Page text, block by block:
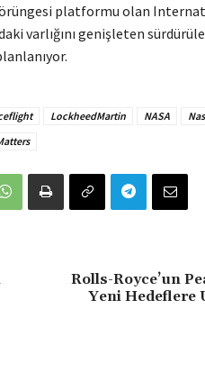
platformu olan
varlığını genişleten
LockheedMartin NASA
Rolls-Royce’un
Yeni Hedeflere